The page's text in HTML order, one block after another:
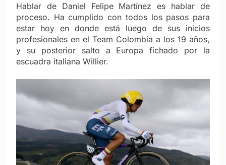
Hablar de Daniel Felipe Martínez es hablar de
proceso. Ha cumplido con todos los pasos para
estar hoy en donde está luego de sus inicios
profesionales en el Team Colombia a los 19 años,
y su posterior salto a Europa fichado por la
escuadra italiana Willier.